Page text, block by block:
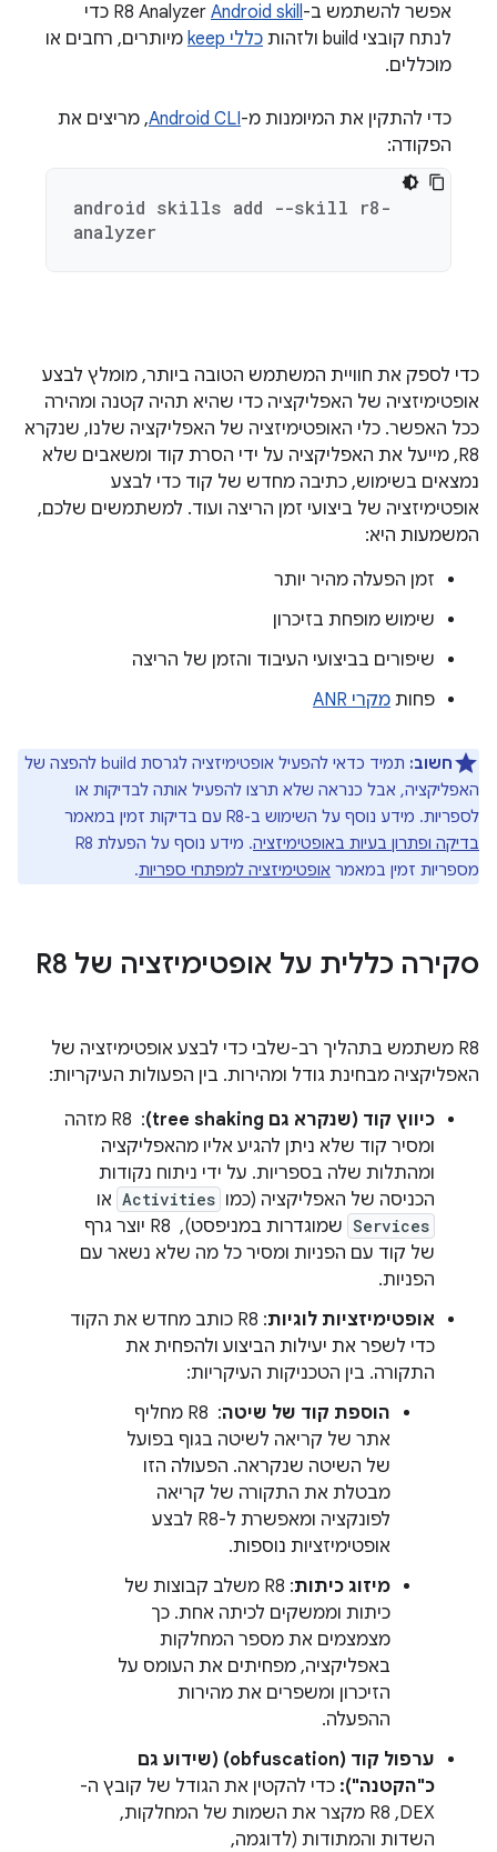
אפשר להשתמש ב-R8 AnalyzerAndroid skill
כדי
לנתח קובצי build ולזהות
כללי keep
מיותרים, רחבים או
מוכללים.
כדי להתקין את המיומנות מ-Android CLI, מריצים את
הפקודה:
android skills add --skill r8-
analyzer
כדי לספק את חוויית המשתמש הטובה ביותר, מומלץ לבצע
אופטימיזציה של האפליקציה כדי שהיא תהיה קטנה ומהירה
ככל האפשר. כלי האופטימיזציה של האפליקציה שלנו, שנקרא
R8, מייעל את האפליקציה על ידי הסרת קוד ומשאבים שלא
נמצאים בשימוש, כתיבה מחדש של קוד כדי לבצע
אופטימיזציה של ביצועי זמן הריצה ועוד. למשתמשים שלכם,
המשמעות היא:
זמן הפעלה מהיר יותר
שימוש מופחת בזיכרון
שיפורים בביצועי העיבוד והזמן של הריצה
פחות מקרי ANR
חשוב:
תמיד כדאי להפעיל אופטימיזציה לגרסת build להפצה של
האפליקציה, אבל כנראה שלא תרצו להפעיל אותה לבדיקות או
לספריות. מידע נוסף על השימוש ב-R8 עם בדיקות זמין במאמר
בדיקה ופתרון בעיות באופטימיזציה
. מידע נוסף על הפעלת R8
מספריות זמין במאמר אופטימיזציה למפתחי ספריות.
סקירה כללית על אופטימיזציה של R8
‫R8 משתמש בתהליך רב-שלבי כדי לבצע אופטימיזציה של
האפליקציה מבחינת גודל ומהירות. בין הפעולות העיקריות:
כיווץ קוד (שנקרא גם tree shaking)
: ‏ R8 מזהה
ומסיר קוד שלא ניתן להגיע אליו מהאפליקציה
ומהתלות שלה בספריות. על ידי ניתוח נקודות
הכניסה של האפליקציה (כמו Activities או
Services
שמוגדרות במניפסט), ‏ R8 יוצר גרף
של קוד עם הפניות ומסיר כל מה שלא נשאר עם
הפניות.
אופטימיזציות לוגיות
: R8 כותב מחדש את הקוד
כדי לשפר את יעילות הביצוע ולהפחית את
התקורה. בין הטכניקות העיקריות:
הוספת קוד של שיטה
: ‏ R8 מחליף
אתר של קריאה לשיטה בגוף בפועל
של השיטה שנקראה. הפעולה הזו
מבטלת את התקורה של קריאה
לפונקציה ומאפשרת ל-R8 לבצע
אופטימיזציות נוספות.
מיזוג כיתות
: R8 משלב קבוצות של
כיתות וממשקים לכיתה אחת. כך
מצמצמים את מספר המחלקות
באפליקציה, מפחיתים את העומס על
הזיכרון ומשפרים את מהירות
ההפעלה.
ערפול קוד (obfuscation) (שידוע גם
כ"הקטנה"): כדי להקטין את הגודל של קובץ ה-
DEX,‏ R8 מקצר את השמות של המחלקות,
השדות והמתודות (לדוגמה,